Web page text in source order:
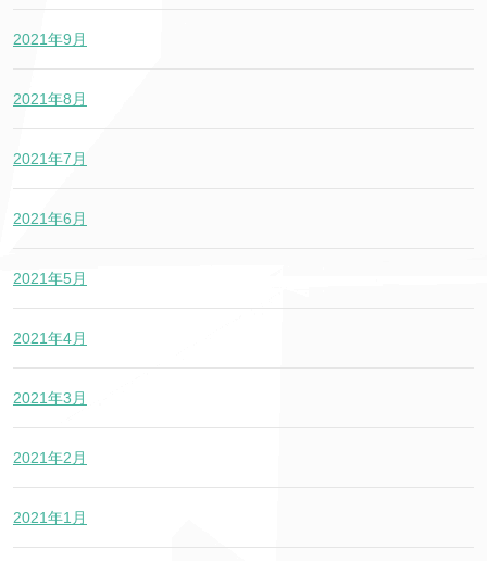
2021年9月
2021年8月
2021年7月
2021年6月
2021年5月
2021年4月
2021年3月
2021年2月
2021年1月